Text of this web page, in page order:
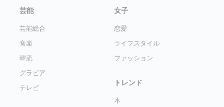
芸能
芸能総合
音楽
韓流
グラビア
テレビ
女子
恋愛
ライフスタイル
ファッション
トレンド
本